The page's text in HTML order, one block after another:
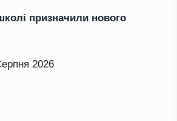
призначили нового
2026